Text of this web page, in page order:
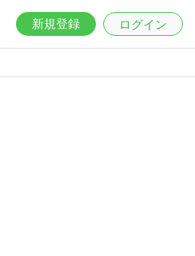
新規登録 ログイン